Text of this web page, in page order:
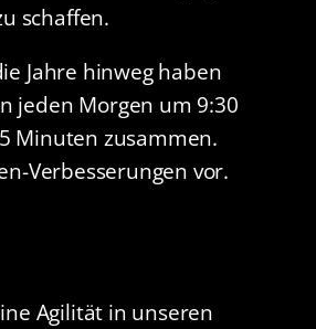
schaffen.
Jahre hinweg haben
jeden Morgen um 9:30
Minuten zusammen.
Verbesserungen vor.
Agilität in unseren